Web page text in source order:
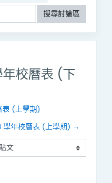
搜尋討論區
校曆表 (下
(上學期)
學年校曆表 (上學期) →